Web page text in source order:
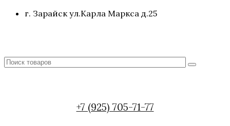
г. Зарайск ул.Карла Маркса д.25
+7 (925) 705-71-77